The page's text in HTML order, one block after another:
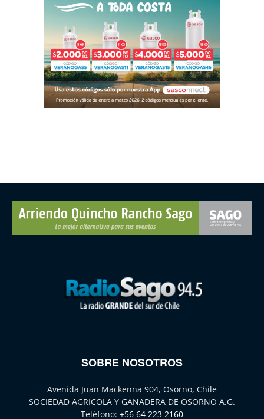
SOBRE NOSOTROS
Avenida Juan Mackenna 904, Osorno, Chile
SOCIEDAD AGRICOLA Y GANADERA DE OSORNO A.G.
Teléfono: +56 64 223 2160